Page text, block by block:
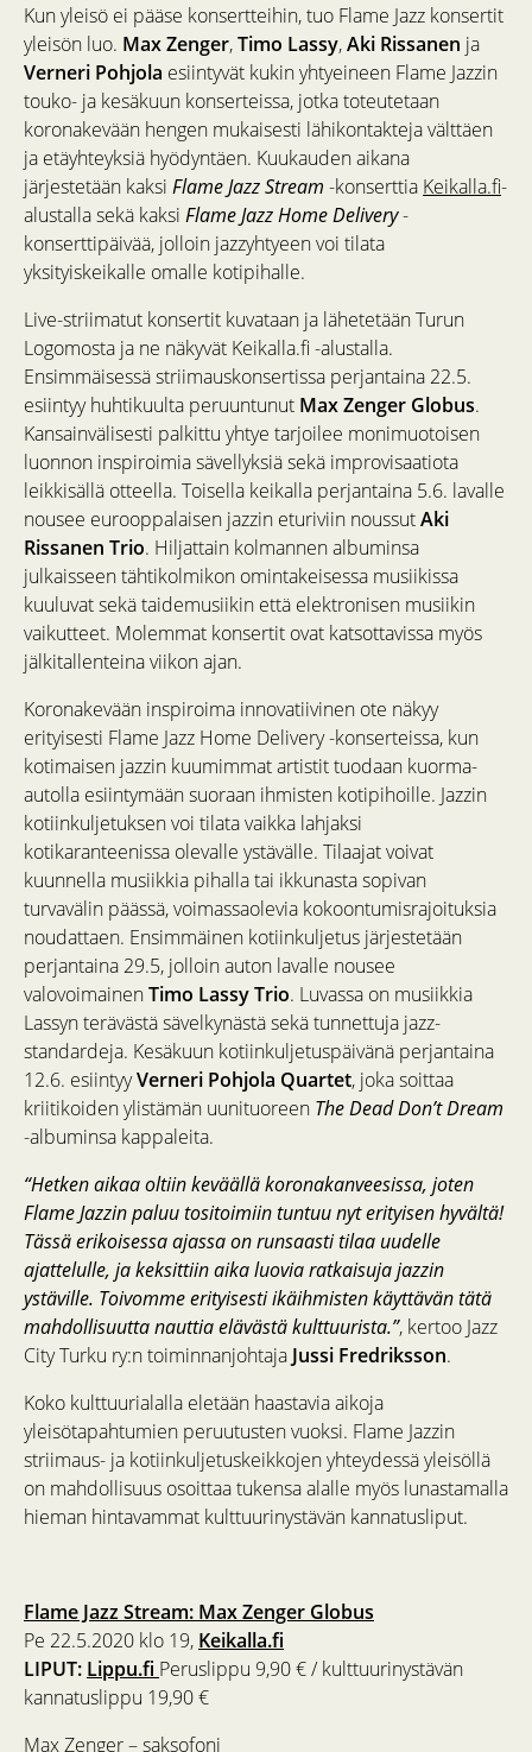
Kun yleisö ei pääse konsertteihin, tuo Flame Jazz konsertit
yleisön luo. Max Zenger,Timo Lassy,Aki Rissanen ja
Verneri Pohjola esiintyvät kukin yhtyeineen Flame Jazzin
touko- ja kesäkuun konserteissa, jotka toteutetaan
koronakevään hengen mukaisesti lähikontakteja välttäen
ja etäyhteyksiä hyödyntäen. Kuukauden aikana
järjestetään kaksi Flame Jazz Stream -konserttia Keikalla.fi-
alustalla sekä kaksi Flame Jazz Home Delivery-
konserttipäivää, jolloin jazzyhtyeen voi tilata
yksityiskeikalle omalle kotipihalle.
Live-striimatut konsertit kuvataan ja lähetetään Turun
Logomosta ja ne näkyvät Keikalla.fi -alustalla.
Ensimmäisessä striimauskonsertissa perjantaina 22.5.
esiintyy huhtikuulta peruuntunut Max Zenger Globus.
Kansainvälisesti palkittu yhtye tarjoilee monimuotoisen
luonnon inspiroimia sävellyksiä sekä improvisaatiota
leikkisällä otteella. Toisella keikalla perjantaina 5.6. lavalle
nousee eurooppalaisen jazzin eturiviin noussutAki
Rissanen Trio. Hiljattain kolmannen albuminsa
julkaisseen tähtikolmikon omintakeisessa musiikissa
kuuluvat sekä taidemusiikin että elektronisen musiikin
vaikutteet. Molemmat konsertit ovat katsottavissa myös
jälkitallenteina viikon ajan.
Koronakevään inspiroima innovatiivinen ote näkyy
erityisesti Flame Jazz Home Delivery -konserteissa, kun
kotimaisen jazzin kuumimmat artistit tuodaan kuorma-
autolla esiintymään suoraan ihmisten kotipihoille. Jazzin
kotiinkuljetuksen voi tilata vaikka lahjaksi
kotikaranteenissa olevalle ystävälle. Tilaajat voivat
kuunnella musiikkia pihalla tai ikkunasta sopivan
turvavälin päässä, voimassaolevia kokoontumisrajoituksia
noudattaen. Ensimmäinen kotiinkuljetus järjestetään
perjantaina 29.5, jolloin auton lavalle nousee
valovoimainenTimo Lassy Trio. Luvassa on musiikkia
Lassyn terävästä sävelkynästä sekä tunnettuja jazz-
standardeja. Kesäkuun kotiinkuljetuspäivänä perjantaina
12.6. esiintyyVerneri Pohjola Quartet, joka soittaa
kriitikoiden ylistämän uunituoreen The Dead Don’t Dream
-albuminsa kappaleita.
“Hetken aikaa oltiin keväällä koronakanveesissa, joten
Flame Jazzin paluu tositoimiin tuntuu nyt erityisen hyvältä!
Tässä erikoisessa ajassa on runsaasti tilaa uudelle
ajattelulle, ja keksittiin aika luovia ratkaisuja jazzin
ystäville. Toivomme erityisesti ikäihmisten käyttävän tätä
mahdollisuutta nauttia elävästä kulttuurista.”, kertoo Jazz
City Turku ry:n toiminnanjohtaja Jussi Fredriksson.
Koko kulttuurialalla eletään haastavia aikoja
yleisötapahtumien peruutusten vuoksi. Flame Jazzin
striimaus- ja kotiinkuljetuskeikkojen yhteydessä yleisöllä
on mahdollisuus osoittaa tukensa alalle myös lunastamalla
hieman hintavammat kulttuurinystävän kannatusliput.
Flame Jazz Stream: Max Zenger Globus
Pe 22.5.2020 klo 19, Keikalla.fi
LIPUT: Lippu.fi Peruslippu 9,90 € / kulttuurinystävän
kannatuslippu 19,90 €
Max Zenger – saksofoni